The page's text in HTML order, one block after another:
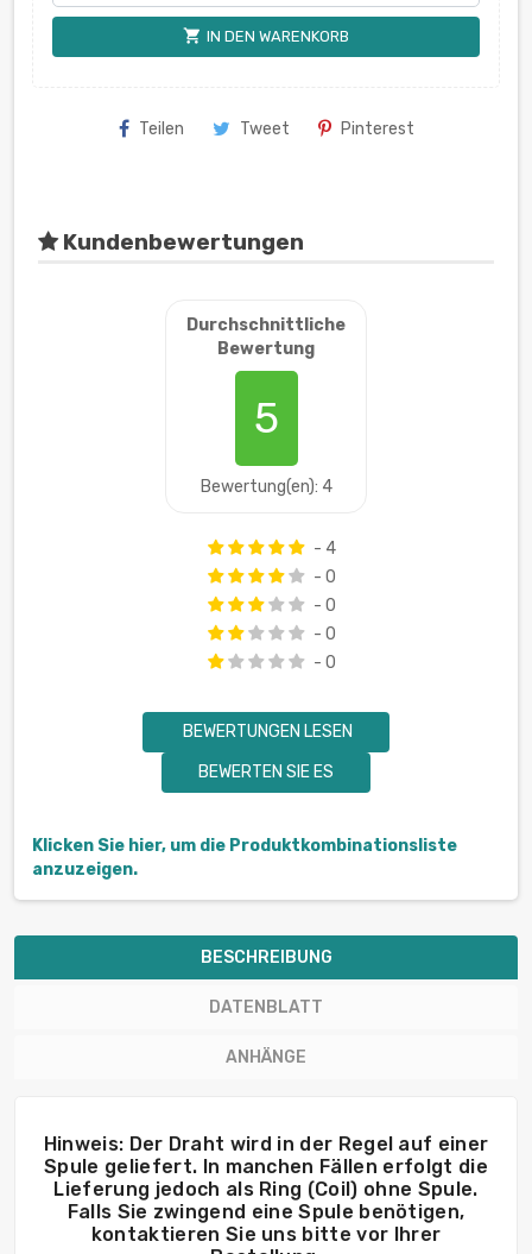
shopping_cart IN DEN WARENKORB
Teilen Tweet Pinterest
Kundenbewertungen
Durchschnittliche
Bewertung
5
Bewertung(en): 4
- 4
- 0
- 0
- 0
- 0
BEWERTUNGEN LESEN
BEWERTEN SIE ES
Klicken Sie hier, um die Produktkombinationsliste
anzuzeigen.
BESCHREIBUNG
DATENBLATT
ANHÄNGE
Hinweis: Der Draht wird in der Regel auf einer
Spule geliefert. In manchen Fällen erfolgt die
Lieferung jedoch als Ring (Coil) ohne Spule.
Falls Sie zwingend eine Spule benötigen,
kontaktieren Sie uns bitte vor Ihrer